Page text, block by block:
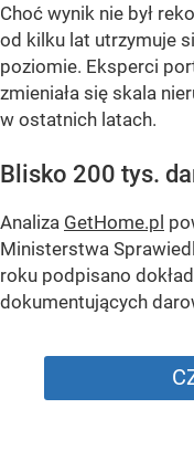
Choć wynik nie był
od kilku lat utrzymuje
poziomie. Eksperci
zmieniała się skala
w ostatnich latach.
Blisko 200 tys.
Analiza GetHome.pl
Ministerstwa
roku podpisano
dokumentujących